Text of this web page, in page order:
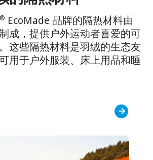
® EcoMade 品牌的隔热材料由
成，提供户外运动者喜爱的可
这些隔热材料是羽绒的生态友
用于户外服装、床上用品和睡